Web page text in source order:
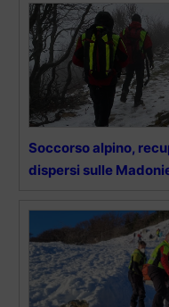
Soccorso alpino,
dispersi sulle